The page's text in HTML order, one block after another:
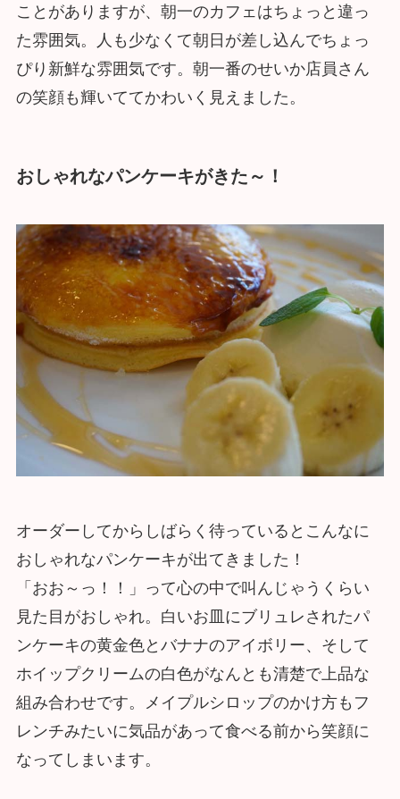
ことがありますが、朝一のカフェはちょっと違っ
た雰囲気。人も少なくて朝日が差し込んでちょっ
ぴり新鮮な雰囲気です。朝一番のせいか店員さん
の笑顔も輝いててかわいく見えました。
おしゃれなパンケーキがきた～！
オーダーしてからしばらく待っているとこんなに
おしゃれなパンケーキが出てきました！
「おお～っ！！」って心の中で叫んじゃうくらい
見た目がおしゃれ。白いお皿にブリュレされたパ
ンケーキの黄金色とバナナのアイボリー、そして
ホイップクリームの白色がなんとも清楚で上品な
組み合わせです。メイプルシロップのかけ方もフ
レンチみたいに気品があって食べる前から笑顔に
なってしまいます。